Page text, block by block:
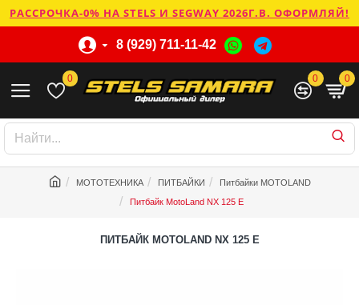
РАССРОЧКА-0% НА STELS И SEGWAY 2026Г.В. ОФОРМЛЯЙ!
8 (929) 711-11-42
0 0 0
МОТОТЕХНИКА ПИТБАЙКИ
Питбайки MOTOLAND
Питбайк MotoLand NX 125 E
ПИТБАЙК MOTOLAND NX 125 E